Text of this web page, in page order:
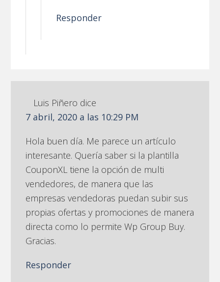
Responder
Luis Piñero dice
7 abril, 2020 a las 10:29 PM
Hola buen día. Me parece un artículo
interesante. Quería saber si la plantilla
CouponXL tiene la opción de multi
vendedores, de manera que las
empresas vendedoras puedan subir sus
propias ofertas y promociones de manera
directa como lo permite Wp Group Buy.
Gracias.
Responder